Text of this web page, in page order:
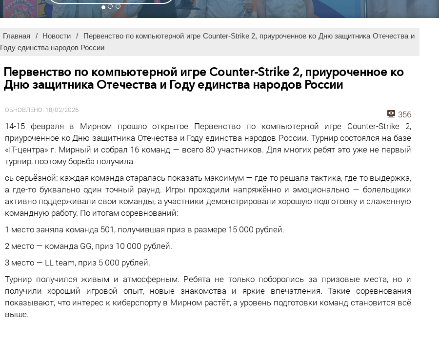
Главная / Новости /
Первенство по компьютерной игре Counter-Strike 2, приуроченное ко Дню защитника Отечества и
Году единства народов России
Первенство по компьютерной игре Counter-Strike 2, приуроченное ко
Дню защитника Отечества и Году единства народов России
ОБНОВЛЕНО: 18/02/2026
356
14-15 февраля в Мирном прошло открытое Первенство по компьютерной игре Counter-Strike 2,
приуроченное ко Дню защитника Отечества и Году единства народов России. Турнир состоялся на базе
«IT-центра» г. Мирный и собрал 16 команд — всего 80 участников. Для многих ребят это уже не первый
турнир, поэтому борьба получила
сь серьёзной: каждая команда старалась показать максимум — где-то решала тактика, где-то выдержка,
а где-то буквально один точный раунд. Игры проходили напряжённо и эмоционально — болельщики
активно поддерживали свои команды, а участники демонстрировали хорошую подготовку и слаженную
командную работу. По итогам соревнований:
1 место заняла команда 501, получившая приз в размере 15 000 рублей.
2 место — команда GG, приз 10 000 рублей.
3 место — LL team, приз 5 000 рублей.
Турнир получился живым и атмосферным. Ребята не только поборолись за призовые места, но и
получили хороший игровой опыт, новые знакомства и яркие впечатления. Такие соревнования
показывают, что интерес к киберспорту в Мирном растёт, а уровень подготовки команд становится всё
выше.